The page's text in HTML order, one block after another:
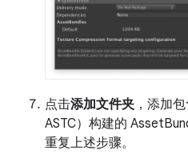
点击添加文件夹 ，添加
ASTC）构建的
重复上述步骤。